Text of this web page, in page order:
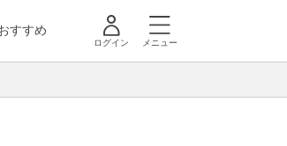
すすめ
ログイン メニュー